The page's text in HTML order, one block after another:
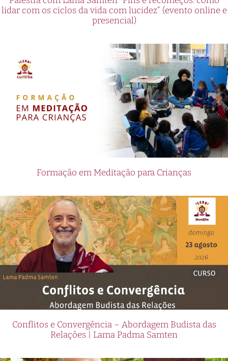
lidar com os ciclos da vida com lucidez” (evento online e
presencial)
Formação em Meditação para Crianças
Conflitos e Convergência – Abordagem Budista das
Relações | Lama Padma Samten